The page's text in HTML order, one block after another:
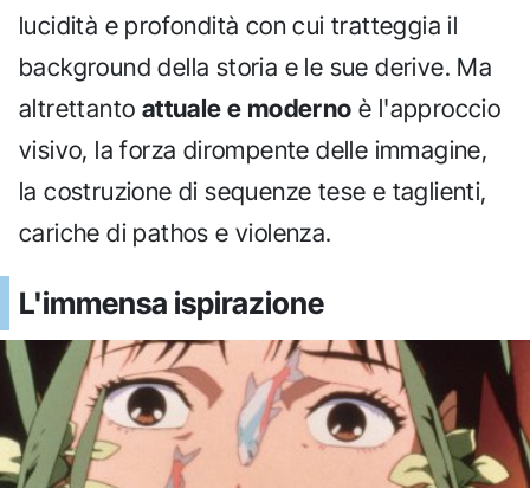
lucidità e profondità con cui tratteggia il
background della storia e le sue derive. Ma
altrettanto attuale e moderno è l'approccio
visivo, la forza dirompente delle immagine,
la costruzione di sequenze tese e taglienti,
cariche di pathos e violenza.
L'immensa ispirazione